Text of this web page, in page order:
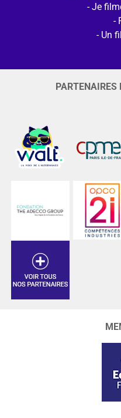
Je
Un
PARTENAIRES